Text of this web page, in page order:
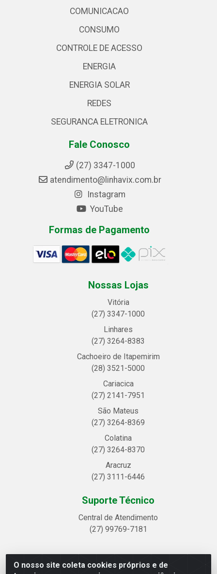
O nosso site coleta cookies próprios e de
COMUNICACAO
CONSUMO
CONTROLE DE ACESSO
ENERGIA
ENERGIA SOLAR
REDES
SEGURANCA ELETRONICA
Fale Conosco
(27) 3347-1000
atendimento@linhavix.com.br
Instagram
YouTube
Formas de Pagamento
Nossas Lojas
Vitória
(27) 3347-1000
Linhares
(27) 3264-8383
Cachoeiro de Itapemirim
(28) 3521-5000
Cariacica
(27) 2141-7951
São Mateus
(27) 3264-8369
Colatina
(27) 3264-8370
Aracruz
(27) 3111-6446
Suporte Técnico
Central de Atendimento
(27) 99769-7181
Linhavix Distribuidora LTDA - Avenida Alegre, 2521 -